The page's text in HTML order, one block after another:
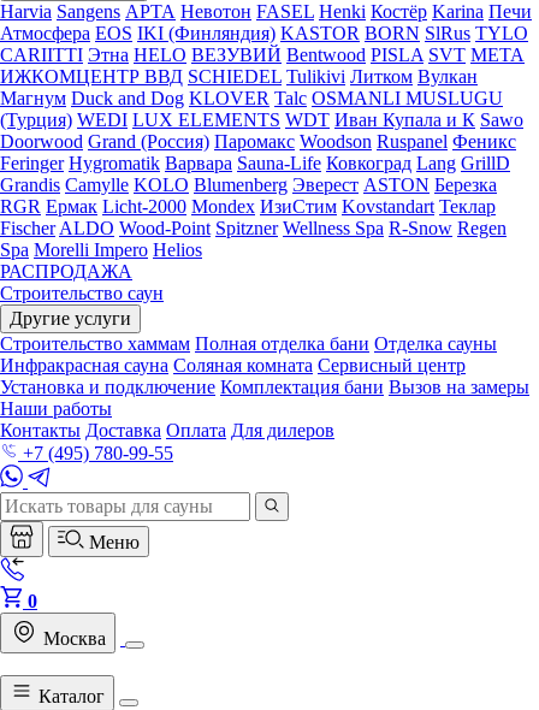
Harvia Sangens АРТА Невотон FASEL Henki Костёр Karina Печи
Атмосфера EOS IKI (Финляндия) KASTOR BORN SlRus TYLO
CARIITTI Этна HELO ВЕЗУВИЙ Bentwood PISLA SVT МЕТА
ИЖКОМЦЕНТР ВВД SCHIEDEL Tulikivi Литком Вулкан
Магнум Duck and Dog KLOVER Talc OSMANLI MUSLUGU
(Турция) WEDI LUX ELEMENTS WDT Иван Купала и К Sawo
Doorwood Grand (Россия) Паромакс Woodson Ruspanel Феникс
Feringer Hygromatik Варвара Sauna-Life Ковкоград Lang GrillD
Grandis Camylle KOLO Blumenberg Эверест ASTON Березка
RGR Ермак Licht-2000 Mondex ИзиСтим Kovstandart Теклар
Fischer ALDO Wood-Point Spitzner Wellness Spa R-Snow Regen
Spa Morelli Impero Helios
РАСПРОДАЖА
Строительство саун
Другие услуги
Строительство хаммам Полная отделка бани Отделка сауны
Инфракрасная сауна Соляная комната Сервисный центр
Установка и подключение Комплектация бани Вызов на замеры
Наши работы
Контакты Доставка Оплата Для дилеров
+7 (495) 780-99-55
Меню
0
Москва
Каталог